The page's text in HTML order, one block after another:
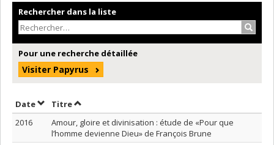
Rechercher dans la liste
Pour une recherche détaillée
Visiter Papyrus
DateTrier par date en ordre croissant
TitreTrier par titre en ordre croissant
2016
Amour, gloire et divinisation : étude de «Pour que
l’homme devienne Dieu» de François Brune